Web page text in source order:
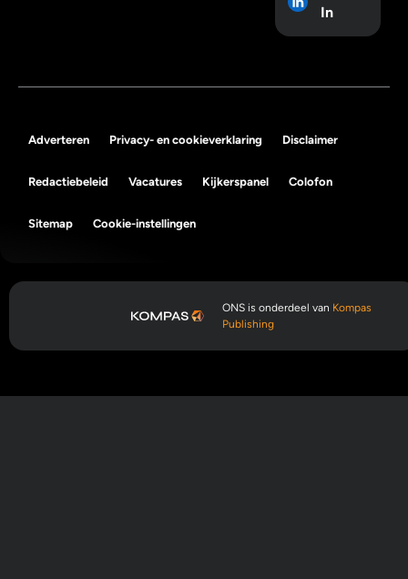
In
Adverteren Privacy- en cookieverklaring Disclaimer
Redactiebeleid Vacatures Kijkerspanel Colofon
Sitemap Cookie-instellingen
ONS is onderdeel van Kompas
Publishing